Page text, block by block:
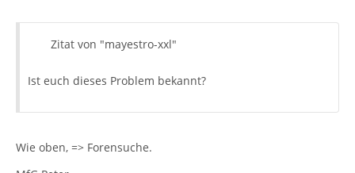
Zitat von "mayestro-xxl"
Ist euch dieses Problem bekannt?
Wie oben, => Forensuche.